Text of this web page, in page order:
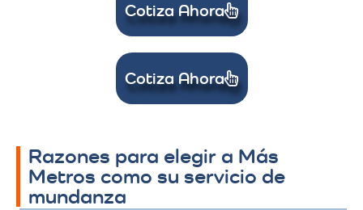
Cotiza Ahora
Cotiza Ahora
Razones para elegir a Más
Metros como su servicio de
mundanza